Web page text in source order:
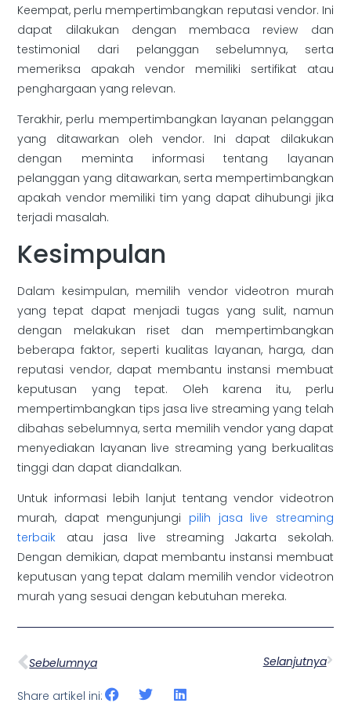
Keempat, perlu mempertimbangkan reputasi vendor. Ini
dapat dilakukan dengan membaca review dan
testimonial dari pelanggan sebelumnya, serta
memeriksa apakah vendor memiliki sertifikat atau
penghargaan yang relevan.
Terakhir, perlu mempertimbangkan layanan pelanggan
yang ditawarkan oleh vendor. Ini dapat dilakukan
dengan meminta informasi tentang layanan
pelanggan yang ditawarkan, serta mempertimbangkan
apakah vendor memiliki tim yang dapat dihubungi jika
terjadi masalah.
Kesimpulan
Dalam kesimpulan, memilih vendor videotron murah
yang tepat dapat menjadi tugas yang sulit, namun
dengan melakukan riset dan mempertimbangkan
beberapa faktor, seperti kualitas layanan, harga, dan
reputasi vendor, dapat membantu instansi membuat
keputusan yang tepat. Oleh karena itu, perlu
mempertimbangkan tips jasa live streaming yang telah
dibahas sebelumnya, serta memilih vendor yang dapat
menyediakan layanan live streaming yang berkualitas
tinggi dan dapat diandalkan.
Untuk informasi lebih lanjut tentang vendor videotron
murah, dapat mengunjungi pilih jasa live streaming
terbaik atau jasa live streaming Jakarta sekolah.
Dengan demikian, dapat membantu instansi membuat
keputusan yang tepat dalam memilih vendor videotron
murah yang sesuai dengan kebutuhan mereka.
Sebelumnya Selanjutnya
Share artikel ini: